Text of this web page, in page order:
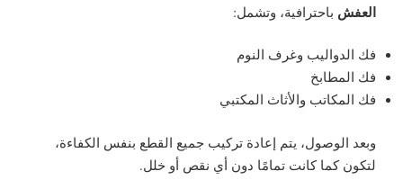
العفش باحترافية، وتشمل:
فك الدواليب وغرف النوم
فك المطابخ
فك المكاتب والأثاث المكتبي
وبعد الوصول، يتم إعادة تركيب جميع القطع بنفس الكفاءة،
لتكون كما كانت تمامًا دون أي نقص أو خلل.